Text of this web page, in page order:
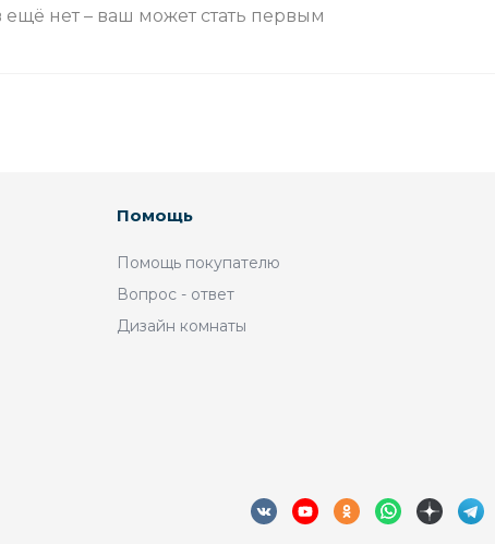
ещё нет – ваш может стать первым
Помощь
Помощь покупателю
Вопрос - ответ
Дизайн комнаты